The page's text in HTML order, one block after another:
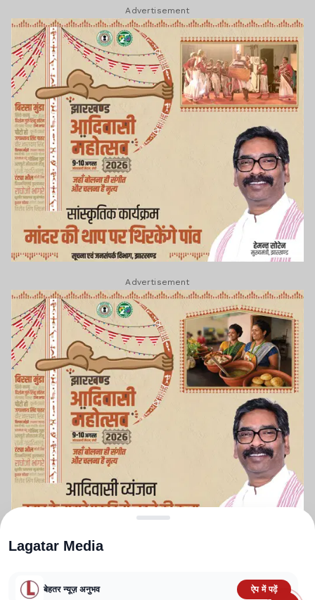
Advertisement
Advertisement
Lagatar Media
बेहतर न्यूज़ अनुभव ऐप में पढ़ें